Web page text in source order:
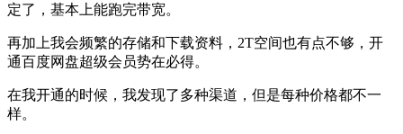
定了，基本上能跑完带宽。
再加上我会频繁的存储和下载资料，2T空间也有点不够，开
通百度网盘超级会员势在必得。
在我开通的时候，我发现了多种渠道，但是每种价格都不一
样。